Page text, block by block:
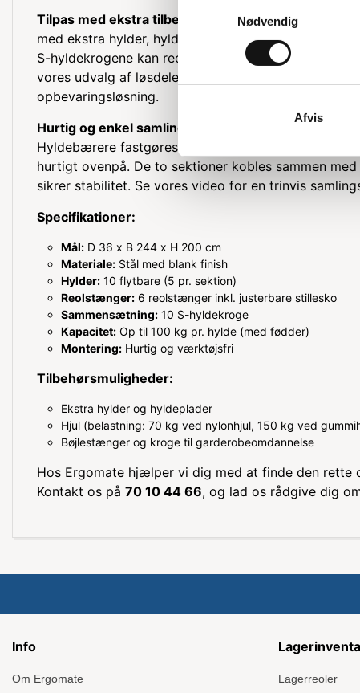
Nødvendig
Afvis
Tilpas med ekstra tilbehør
For maksimal
med ekstra hylder, hyldeplader og tilbehør som
S-hyldekrogene kan reolen udvides og tilpasses
vores udvalg af løsdele og tilbehør for at få den
opbevaringsløsning.
Hurtig og enkel samling
Reolen samles nemt uden
Hyldebærere fastgøres til de 200 cm høje
hurtigt ovenpå. De to sektioner kobles sammen
sikrer stabilitet. Se vores video for en trinvis
Specifikationer:
Mål: D 36 x B 244 x H 200 cm
Materiale: Stål med blank finish
Hylder: 10 flytbare (5 pr. sektion)
Reolstænger: 6 reolstænger inkl. justerbare stillesko
Sammensætning: 10 S-hyldekroge
Kapacitet: Op til 100 kg pr. hylde (med fødder)
Montering: Hurtig og værktøjsfri
Tilbehørsmuligheder:
Ekstra hylder og hyldeplader
Hjul (belastning: 70 kg ved nylonhjul, 150 kg ved
Bøjlestænger og kroge til garderobeomdannelse
Hos Ergomate hjælper vi dig med at finde den rette
Kontakt os på 70 10 44 66, og lad os rådgive dig
Info
Om Ergomate Lagerreoler